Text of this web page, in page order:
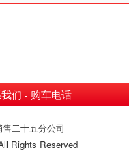
们 - 购车电话
二十五分公司
Rights Reserved